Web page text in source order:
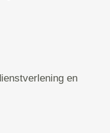
en